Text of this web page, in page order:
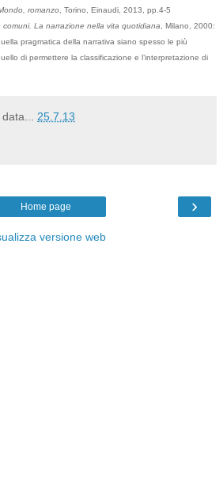
romanzo , Torino, Einaudi, 2013, pp.4-5
comuni. La narrazione nella vita quotidiana , Milano, 2000:
pragmatica della narrativa siano spesso le più
di permettere la classificazione e l’interpretazione di
data... 25.7.13
›
Home page
versione web